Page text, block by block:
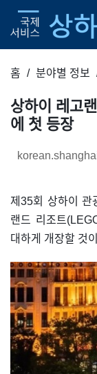
홈 분야별 정보
상하이 레고
에 첫 등장
제35회 상하이 관
랜드 리조트
대하게 개장할 것